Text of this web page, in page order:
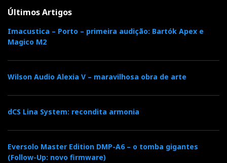
Últimos Artigos
Imacustica – Porto – primeira audição: Bartók Apex e
Magico M2
Wilson Audio Alexia V – maravilhosa obra de arte
dCS Lina System: recondita armonia
Eversolo Master Edition DMP-A6 – o tomba gigantes
(Follow-Up: novo firmware)